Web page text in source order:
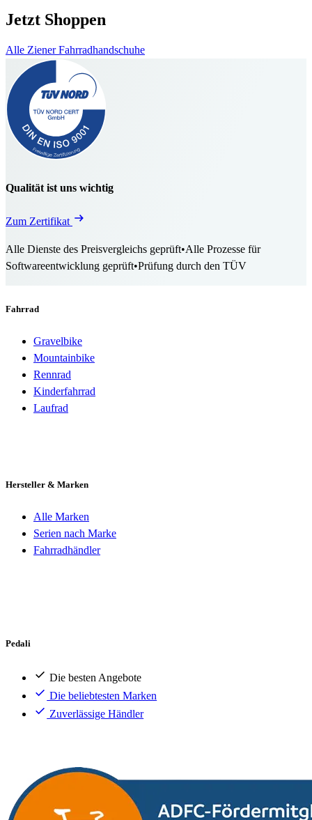
Jetzt Shoppen
Alle Ziener Fahrradhandschuhe
Qualität ist uns wichtig
Zum Zertifikat
Alle Dienste des Preisvergleichs geprüft•Alle Prozesse für
Softwareentwicklung geprüft•Prüfung durch den TÜV
Fahrrad
Gravelbike
Mountainbike
Rennrad
Kinderfahrrad
Laufrad
Hersteller & Marken
Alle Marken
Serien nach Marke
Fahrradhändler
Pedali
Die besten Angebote
Die beliebtesten Marken
Zuverlässige Händler